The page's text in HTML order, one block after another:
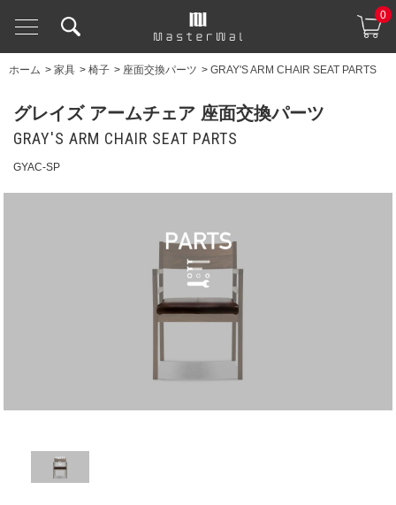
0
ホーム > 家具 > 椅子 > 座面交換パーツ > GRAY'S ARM CHAIR SEAT PARTS
グレイズ アームチェア 座面交換パーツ
GRAY'S ARM CHAIR SEAT PARTS
GYAC-SP